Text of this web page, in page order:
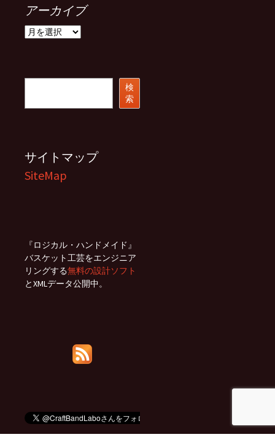
アーカイブ
ア
ブ
検
索
サイトマップ
SiteMap
『ロジカル・ハンドメイド』
バスケット工芸をエンジニア
リングする無料の設計ソフト
とXMLデータ公開中。